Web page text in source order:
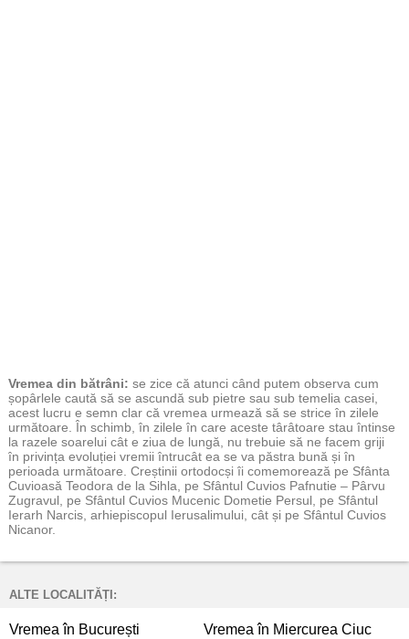
Vremea din bătrâni: se zice că atunci când putem observa cum
șopârlele caută să se ascundă sub pietre sau sub temelia casei,
acest lucru e semn clar că vremea urmează să se strice în zilele
următoare. În schimb, în zilele în care aceste târâtoare stau întinse
la razele soarelui cât e ziua de lungă, nu trebuie să ne facem griji
în privința evoluției vremii întrucât ea se va păstra bună și în
perioada următoare. Creștinii ortodocși îi comemorează pe Sfânta
Cuvioasă Teodora de la Sihla, pe Sfântul Cuvios Pafnutie – Pârvu
Zugravul, pe Sfântul Cuvios Mucenic Dometie Persul, pe Sfântul
Ierarh Narcis, arhiepiscopul Ierusalimului, cât și pe Sfântul Cuvios
Nicanor.
ALTE LOCALITĂȚI:
Vremea în București Vremea în Miercurea Ciuc